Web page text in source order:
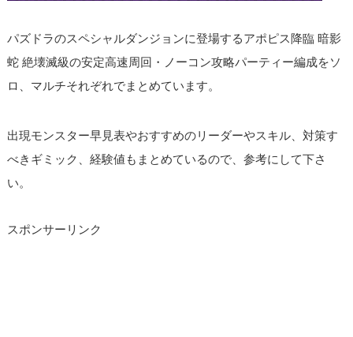
パズドラのスペシャルダンジョンに登場するアポピス降臨 暗影
蛇 絶壊滅級の安定高速周回・ノーコン攻略パーティー編成をソ
ロ、マルチそれぞれでまとめています。
出現モンスター早見表やおすすめのリーダーやスキル、対策す
べきギミック、経験値もまとめているので、参考にして下さ
い。
スポンサーリンク